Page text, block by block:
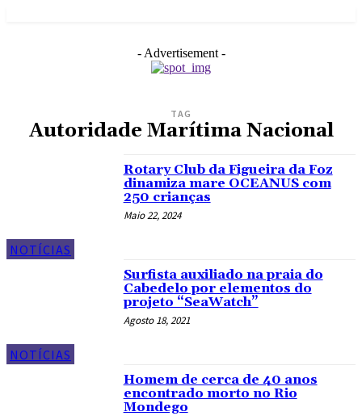
- Advertisement -
TAG
Autoridade Marítima Nacional
NOTÍCIAS
Rotary Club da Figueira da Foz
dinamiza mare OCEANUS com
250 crianças
Maio 22, 2024
NOTÍCIAS
Surfista auxiliado na praia do
Cabedelo por elementos do
projeto “SeaWatch”
Agosto 18, 2021
Homem de cerca de 40 anos
encontrado morto no Rio
Mondego